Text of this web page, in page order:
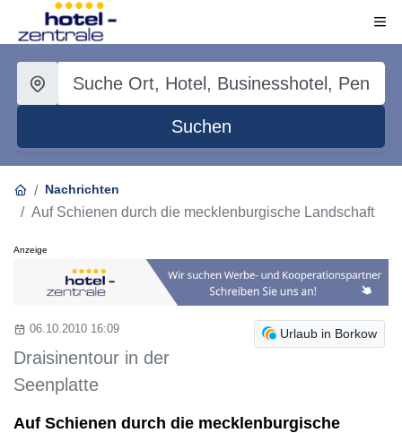
Suchen
Nachrichten
Auf Schienen durch die mecklenburgische Landschaft
Anzeige
Urlaub in Borkow
06.10.2010 16:09
Draisinentour in der
Seenplatte
Auf Schienen durch die mecklenburgische